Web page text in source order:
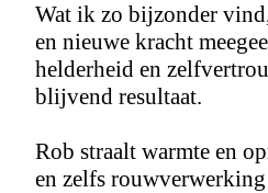
Wat ik zo bijzonder
en nieuwe kracht
helderheid en
blijvend resultaat.
Rob straalt warmte en
en zelfs